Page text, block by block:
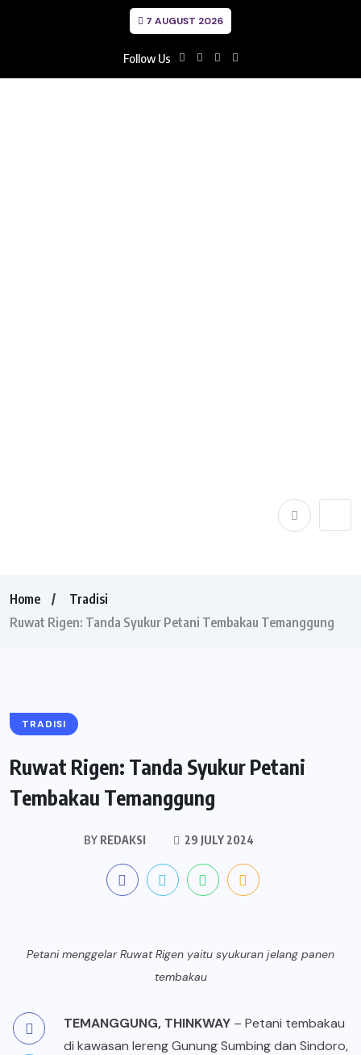
7 AUGUST 2026
Follow Us
Home
Tradisi
Ruwat Rigen: Tanda Syukur Petani Tembakau Temanggung
TRADISI
Ruwat Rigen: Tanda Syukur Petani
Tembakau Temanggung
BYREDAKSI 29 JULY 2024
Petani menggelar Ruwat Rigen yaitu syukuran jelang panen
tembakau
TEMANGGUNG, THINKWAY – Petani tembakau
di kawasan lereng Gunung Sumbing dan Sindoro,